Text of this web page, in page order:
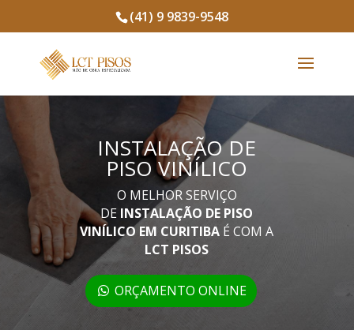
(41) 9 9839-9548
INSTALAÇÃO DE
PISO VINÍLICO
O MELHOR SERVIÇO
DE INSTALAÇÃO DE PISO
VINÍLICO EM CURITIBA É COM A
LCT PISOS
ORÇAMENTO ONLINE